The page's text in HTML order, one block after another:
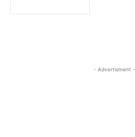
- Advertisment -